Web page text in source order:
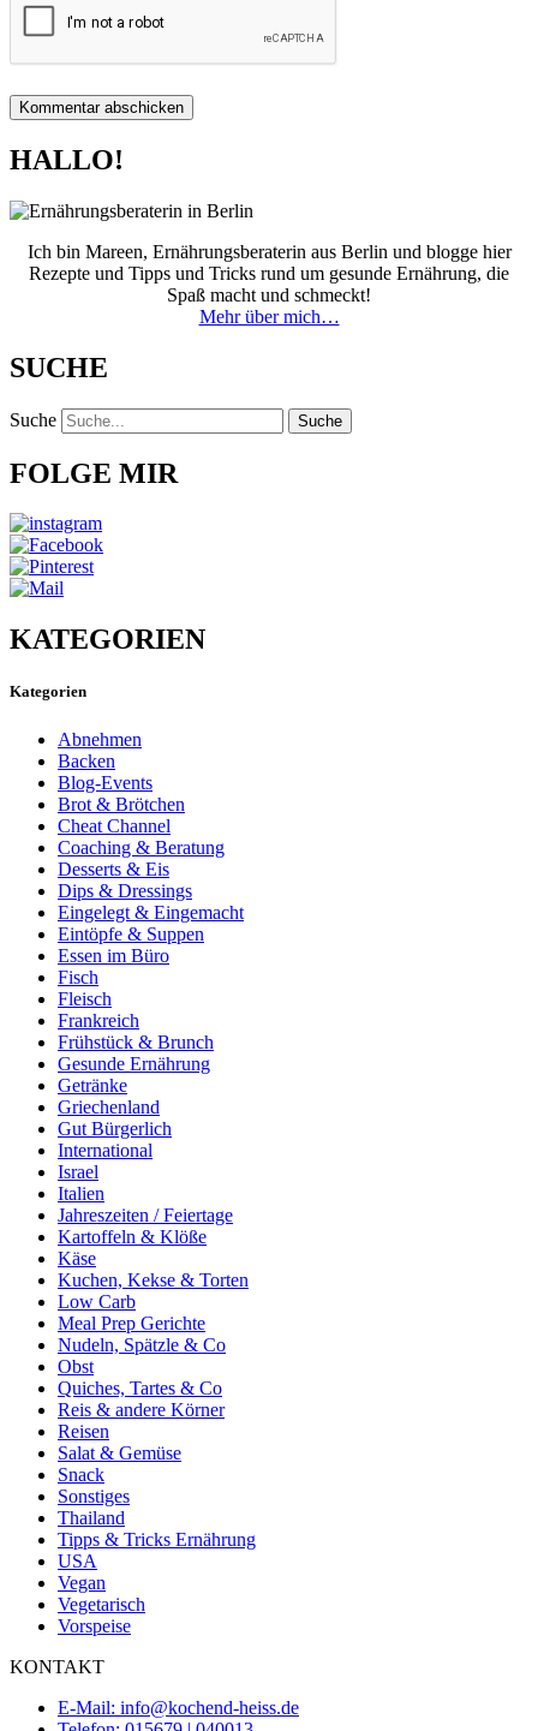
HALLO!
Ich bin Mareen, Ernährungsberaterin aus Berlin und blogge hier
Rezepte und Tipps und Tricks rund um gesunde Ernährung, die
Spaß macht und schmeckt!
Mehr über mich…
SUCHE
Suche Suche
FOLGE MIR
KATEGORIEN
Kategorien
Abnehmen
Backen
Blog-Events
Brot & Brötchen
Cheat Channel
Coaching & Beratung
Desserts & Eis
Dips & Dressings
Eingelegt & Eingemacht
Eintöpfe & Suppen
Essen im Büro
Fisch
Fleisch
Frankreich
Frühstück & Brunch
Gesunde Ernährung
Getränke
Griechenland
Gut Bürgerlich
International
Israel
Italien
Jahreszeiten / Feiertage
Kartoffeln & Klöße
Käse
Kuchen, Kekse & Torten
Low Carb
Meal Prep Gerichte
Nudeln, Spätzle & Co
Obst
Quiches, Tartes & Co
Reis & andere Körner
Reisen
Salat & Gemüse
Snack
Sonstiges
Thailand
Tipps & Tricks Ernährung
USA
Vegan
Vegetarisch
Vorspeise
KONTAKT
E-Mail: info@kochend-heiss.de